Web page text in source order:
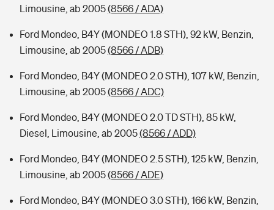
Limousine, ab 2005(8566 / ADA)
Ford Mondeo, B4Y (MONDEO 1.8 STH), 92 kW, Benzin,
Limousine, ab 2005(8566 / ADB)
Ford Mondeo, B4Y (MONDEO 2.0 STH), 107 kW, Benzin,
Limousine, ab 2005(8566 / ADC)
Ford Mondeo, B4Y (MONDEO 2.0 TD STH), 85 kW,
Diesel, Limousine, ab 2005(8566 / ADD)
Ford Mondeo, B4Y (MONDEO 2.5 STH), 125 kW, Benzin,
Limousine, ab 2005(8566 / ADE)
Ford Mondeo, B4Y (MONDEO 3.0 STH), 166 kW, Benzin,